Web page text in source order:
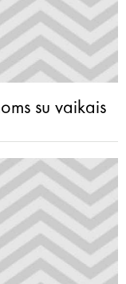
su vaikais